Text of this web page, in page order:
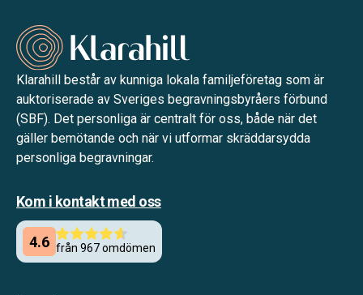
Klarahill består av kunniga lokala familjeföretag som är
auktoriserade av Sveriges begravningsbyråers förbund
(SBF). Det personliga är centralt för oss, både när det
gäller bemötande och när vi utformar skräddarsydda
personliga begravningar.
Kom i kontakt med oss